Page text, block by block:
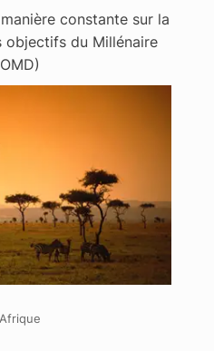
constante sur la
objectifs du Millénaire